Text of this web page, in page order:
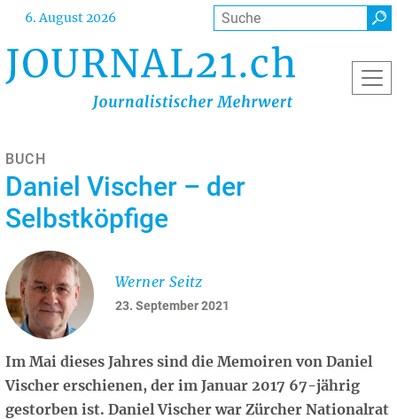
Direkt
Inhalt
6. August 2026 Suche
BUCH
Daniel Vischer – der
Selbstköpfige
23. September 2021
Werner Seitz
Im Mai dieses Jahres sind die Memoiren von Daniel
Vischer erschienen, der im Januar 2017 67-jährig
gestorben ist. Daniel Vischer war Zürcher Nationalrat